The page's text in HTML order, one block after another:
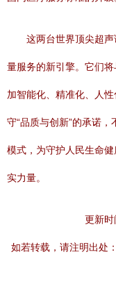
这两台世界顶尖超
量服务的新引擎。它们
加智能化、精准化、人
守“品质与创新”的承诺
模式，为守护人民生命
实力量。
更新
如若转载，请注明出处